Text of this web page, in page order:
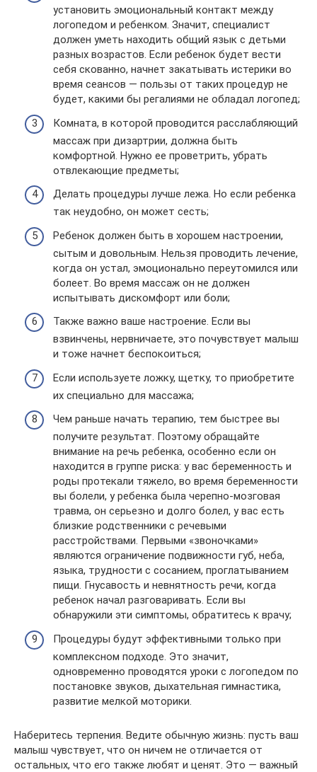
установить эмоциональный контакт между
логопедом и ребенком. Значит, специалист
должен уметь находить общий язык с детьми
разных возрастов. Если ребенок будет вести
себя скованно, начнет закатывать истерики во
время сеансов — пользы от таких процедур не
будет, какими бы регалиями не обладал логопед;
Комната, в которой проводится расслабляющий
массаж при дизартрии, должна быть
комфортной. Нужно ее проветрить, убрать
отвлекающие предметы;
Делать процедуры лучше лежа. Но если ребенка
так неудобно, он может сесть;
Ребенок должен быть в хорошем настроении,
сытым и довольным. Нельзя проводить лечение,
когда он устал, эмоционально переутомился или
болеет. Во время массаж он не должен
испытывать дискомфорт или боли;
Также важно ваше настроение. Если вы
взвинчены, нервничаете, это почувствует малыш
и тоже начнет беспокоиться;
Если используете ложку, щетку, то приобретите
их специально для массажа;
Чем раньше начать терапию, тем быстрее вы
получите результат. Поэтому обращайте
внимание на речь ребенка, особенно если он
находится в группе риска: у вас беременность и
роды протекали тяжело, во время беременности
вы болели, у ребенка была черепно-мозговая
травма, он серьезно и долго болел, у вас есть
близкие родственники с речевыми
расстройствами. Первыми «звоночками»
являются ограничение подвижности губ, неба,
языка, трудности с сосанием, проглатыванием
пищи. Гнусавость и невнятность речи, когда
ребенок начал разговаривать. Если вы
обнаружили эти симптомы, обратитесь к врачу;
Процедуры будут эффективными только при
комплексном подходе. Это значит,
одновременно проводятся уроки с логопедом по
постановке звуков, дыхательная гимнастика,
развитие мелкой моторики.
Наберитесь терпения. Ведите обычную жизнь: пусть ваш
малыш чувствует, что он ничем не отличается от
остальных, что его также любят и ценят. Это — важный